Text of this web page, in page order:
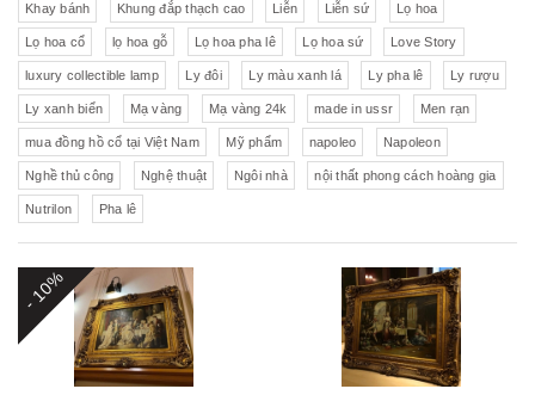
Khay bánh Khung đắp thạch cao Liễn Liễn sứ Lọ hoa
Lọ hoa cổ lọ hoa gỗ Lọ hoa pha lê Lọ hoa sứ Love Story
luxury collectible lamp Ly đôi Ly màu xanh lá Ly pha lê Ly rượu
Ly xanh biển Mạ vàng Mạ vàng 24k made in ussr Men rạn
mua đồng hồ cổ tại Việt Nam Mỹ phẩm napoleo Napoleon
Nghề thủ công Nghệ thuật Ngôi nhà nội thất phong cách hoàng gia
Nutrilon Pha lê
- 10%